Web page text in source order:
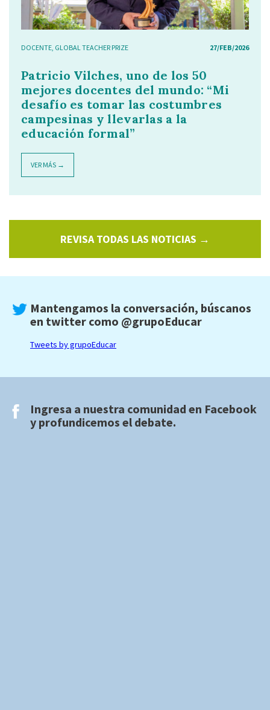
DOCENTE GLOBAL TEACHER PRIZE 27/FEB/2026
Patricio Vilches, uno de los 50
mejores docentes del mundo: “Mi
desafío es tomar las costumbres
campesinas y llevarlas a la
educación formal”
VER MÁS →
REVISA TODAS LAS NOTICIAS →
Mantengamos la conversación, búscanos
en twitter como @grupoEducar
Tweets by grupoEducar
Ingresa a nuestra comunidad en Facebook
y profundicemos el debate.